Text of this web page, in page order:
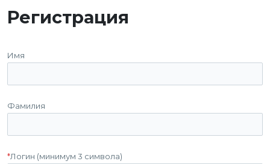
Регистрация
Имя
Фамилия
*Логин (минимум 3 символа)